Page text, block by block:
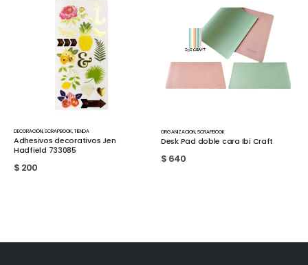
TIENDA
Jen
Desk Pad doble cara Ibi Craft
Flor Menta con